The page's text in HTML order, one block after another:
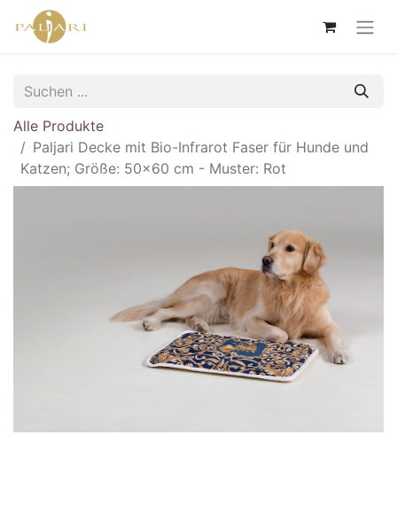
Alle Produkte
Paljari Decke mit Bio-Infrarot Faser für Hunde und
Katzen; Größe: 50x60 cm - Muster: Rot